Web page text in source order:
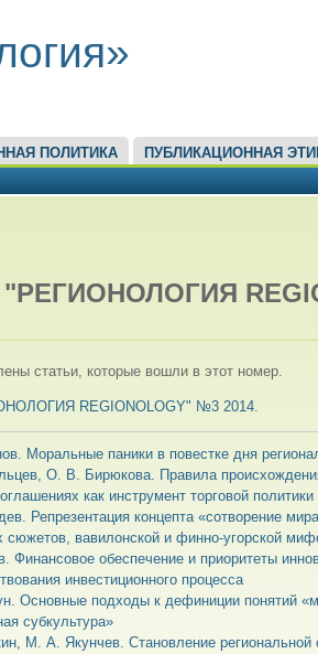
ПОЛИТИКА ПУБЛИКАЦИОННАЯ
статьи, которые вошли в этот номер.
REGIONOLOGY" №3 2014.
Моральные паники в повестке дня
О. В. Бирюкова. Правила
как инструмент торговой политики
Репрезентация концепта «сотворение
сюжетов, вавилонской и финно-угорской
Финансовое обеспечение и приоритеты
инвестиционного процесса
Основные подходы к дефиниции понятий
субкультура»
М. А. Якунчев. Становление региональной